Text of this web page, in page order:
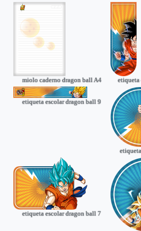
miolo caderno dragon ball A4 etiqueta
etiqueta escolar dragon ball 9
etiqueta escolar dragon ball 7